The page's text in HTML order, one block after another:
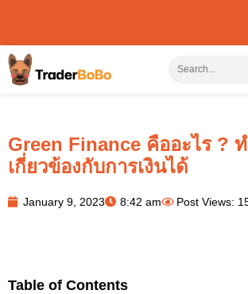
Green Finance คืออะไร ?
เกี่ยวข้องกับการเงินได้
January 9, 2023 8:42 am Post Views:
Table of Contents